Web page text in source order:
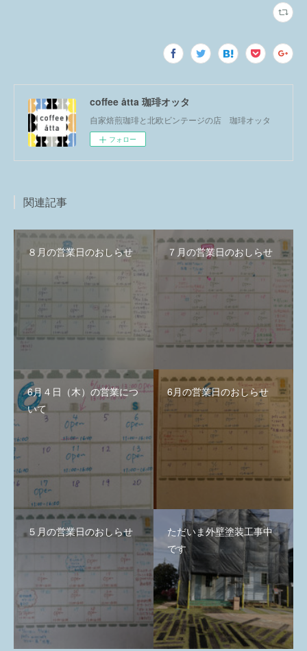
coffee åtta 珈琲オッタ
自家焙煎珈琲と北欧ビンテージの店 珈琲オッタ
フォロー
関連記事
８月の営業日のおしらせ ７月の営業日のおしらせ
6月４日（木）の営業につ
いて
6月の営業日のおしらせ
５月の営業日のおしらせ
ただいま外壁塗装工事中
です